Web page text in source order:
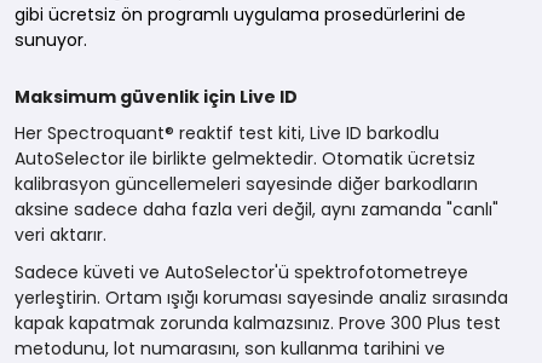
gibi ücretsiz ön programlı uygulama prosedürlerini de
sunuyor.
Maksimum güvenlik için Live ID
Her Spectroquant® reaktif test kiti, Live ID barkodlu
AutoSelector ile birlikte gelmektedir. Otomatik ücretsiz
kalibrasyon güncellemeleri sayesinde diğer barkodların
aksine sadece daha fazla veri değil, aynı zamanda "canlı"
veri aktarır.
Sadece küveti ve AutoSelector'ü spektrofotometreye
yerleştirin. Ortam ışığı koruması sayesinde analiz sırasında
kapak kapatmak zorunda kalmazsınız. Prove 300 Plus test
metodunu, lot numarasını, son kullanma tarihini ve